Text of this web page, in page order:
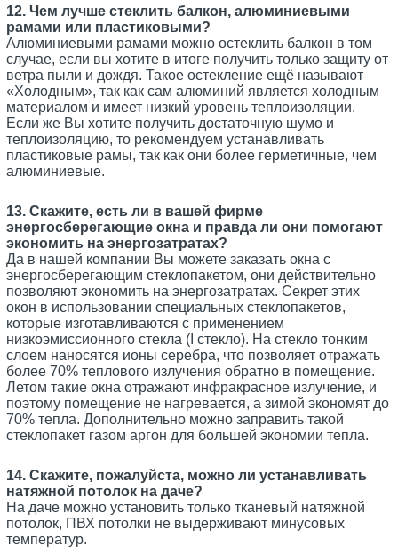
12. Чем лучше стеклить балкон, алюминиевыми
рамами или пластиковыми?
Алюминиевыми рамами можно остеклить балкон в том
случае, если вы хотите в итоге получить только защиту от
ветра пыли и дождя. Такое остекление ещё называют
«Холодным», так как сам алюминий является холодным
материалом и имеет низкий уровень теплоизоляции.
Если же Вы хотите получить достаточную шумо и
теплоизоляцию, то рекомендуем устанавливать
пластиковые рамы, так как они более герметичные, чем
алюминиевые.
13. Скажите, есть ли в вашей фирме
энергосберегающие окна и правда ли они помогают
экономить на энергозатратах?
Да в нашей компании Вы можете заказать окна с
энергосберегающим стеклопакетом, они действительно
позволяют экономить на энергозатратах. Секрет этих
окон в использовании специальных стеклопакетов,
которые изготавливаются с применением
низкоэмиссионного стекла (I стекло). На стекло тонким
слоем наносятся ионы серебра, что позволяет отражать
более 70% теплового излучения обратно в помещение.
Летом такие окна отражают инфракрасное излучение, и
поэтому помещение не нагревается, а зимой экономят до
70% тепла. Дополнительно можно заправить такой
стеклопакет газом аргон для большей экономии тепла.
14. Скажите, пожалуйста, можно ли устанавливать
натяжной потолок на даче?
На даче можно установить только тканевый натяжной
потолок, ПВХ потолки не выдерживают минусовых
температур.